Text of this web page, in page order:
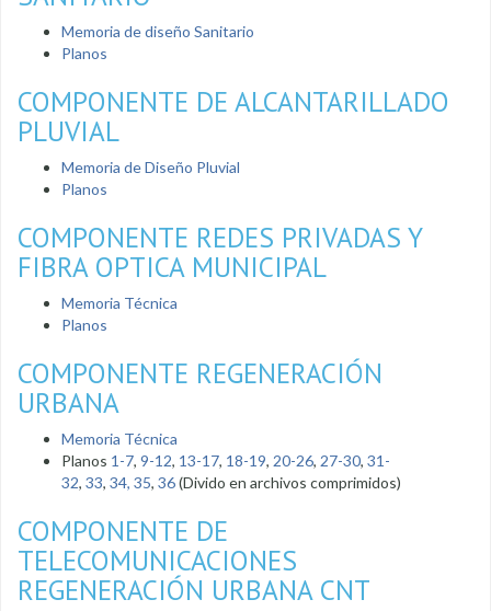
Memoria de diseño Sanitario
Planos
COMPONENTE DE ALCANTARILLADO
PLUVIAL
Memoria de Diseño Pluvial
Planos
COMPONENTE REDES PRIVADAS Y
FIBRA OPTICA MUNICIPAL
Memoria Técnica
Planos
COMPONENTE REGENERACIÓN
URBANA
Memoria Técnica
Planos 1-7, 9-12, 13-17, 18-19, 20-26, 27-30, 31-
32, 33, 34, 35, 36(Divido en archivos comprimidos)
COMPONENTE DE
TELECOMUNICACIONES
REGENERACIÓN URBANA CNT